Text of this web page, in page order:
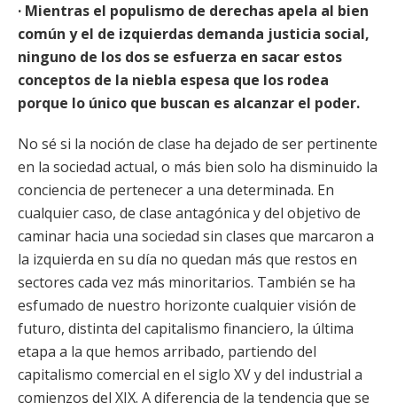
· Mientras el populismo de derechas apela al bien
común y el de izquierdas demanda justicia social,
ninguno de los dos se esfuerza en sacar estos
conceptos de la niebla espesa que los rodea
porque lo único que buscan es alcanzar el poder.
No sé si la noción de clase ha dejado de ser pertinente
en la sociedad actual, o más bien solo ha disminuido la
conciencia de pertenecer a una determinada. En
cualquier caso, de clase antagónica y del objetivo de
caminar hacia una sociedad sin clases que marcaron a
la izquierda en su día no quedan más que restos en
sectores cada vez más minoritarios. También se ha
esfumado de nuestro horizonte cualquier visión de
futuro, distinta del capitalismo financiero, la última
etapa a la que hemos arribado, partiendo del
capitalismo comercial en el siglo XV y del industrial a
comienzos del XIX. A diferencia de la tendencia que se